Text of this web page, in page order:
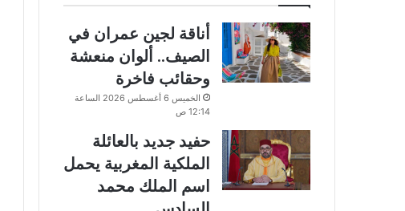
أناقة لجين عمران في
الصيف.. ألوان منعشة
وحقائب فاخرة
الخميس 6 أغسطس 2026 الساعة
12:14 ص
حفيد جديد بالعائلة
الملكية المغربية يحمل
اسم الملك محمد